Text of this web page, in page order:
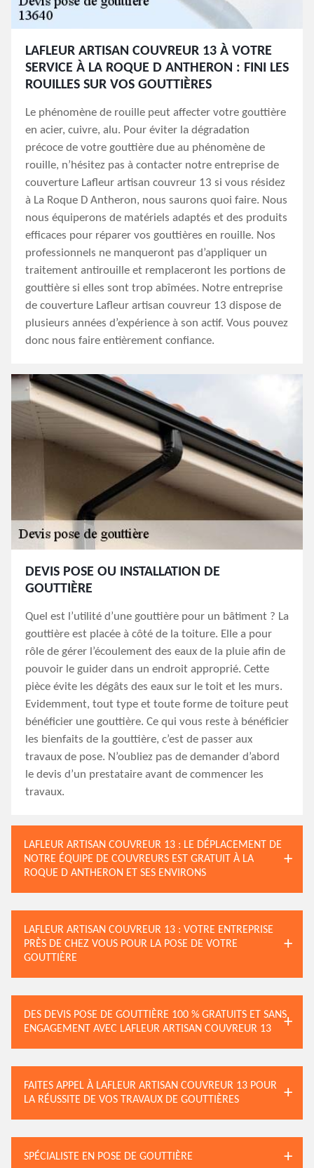
LAFLEUR ARTISAN COUVREUR 13 À VOTRE
SERVICE À LA ROQUE D ANTHERON : FINI LES
ROUILLES SUR VOS GOUTTIÈRES
Le phénomène de rouille peut affecter votre gouttière
en acier, cuivre, alu. Pour éviter la dégradation
précoce de votre gouttière due au phénomène de
rouille, n’hésitez pas à contacter notre entreprise de
couverture Lafleur artisan couvreur 13 si vous résidez
à La Roque D Antheron, nous saurons quoi faire. Nous
nous équiperons de matériels adaptés et des produits
efficaces pour réparer vos gouttières en rouille. Nos
professionnels ne manqueront pas d’appliquer un
traitement antirouille et remplaceront les portions de
gouttière si elles sont trop abîmées. Notre entreprise
de couverture Lafleur artisan couvreur 13 dispose de
plusieurs années d’expérience à son actif. Vous pouvez
donc nous faire entièrement confiance.
DEVIS POSE OU INSTALLATION DE
GOUTTIÈRE
Quel est l’utilité d’une gouttière pour un bâtiment ? La
gouttière est placée à côté de la toiture. Elle a pour
rôle de gérer l’écoulement des eaux de la pluie afin de
pouvoir le guider dans un endroit approprié. Cette
pièce évite les dégâts des eaux sur le toit et les murs.
Evidemment, tout type et toute forme de toiture peut
bénéficier une gouttière. Ce qui vous reste à bénéficier
les bienfaits de la gouttière, c’est de passer aux
travaux de pose. N’oubliez pas de demander d’abord
le devis d’un prestataire avant de commencer les
travaux.
LAFLEUR ARTISAN COUVREUR 13 : LE DÉPLACEMENT DE
NOTRE ÉQUIPE DE COUVREURS EST GRATUIT À LA
ROQUE D ANTHERON ET SES ENVIRONS
LAFLEUR ARTISAN COUVREUR 13 : VOTRE ENTREPRISE
PRÈS DE CHEZ VOUS POUR LA POSE DE VOTRE
GOUTTIÈRE
DES DEVIS POSE DE GOUTTIÈRE 100 % GRATUITS ET SANS
ENGAGEMENT AVEC LAFLEUR ARTISAN COUVREUR 13
FAITES APPEL À LAFLEUR ARTISAN COUVREUR 13 POUR
LA RÉUSSITE DE VOS TRAVAUX DE GOUTTIÈRES
SPÉCIALISTE EN POSE DE GOUTTIÈRE